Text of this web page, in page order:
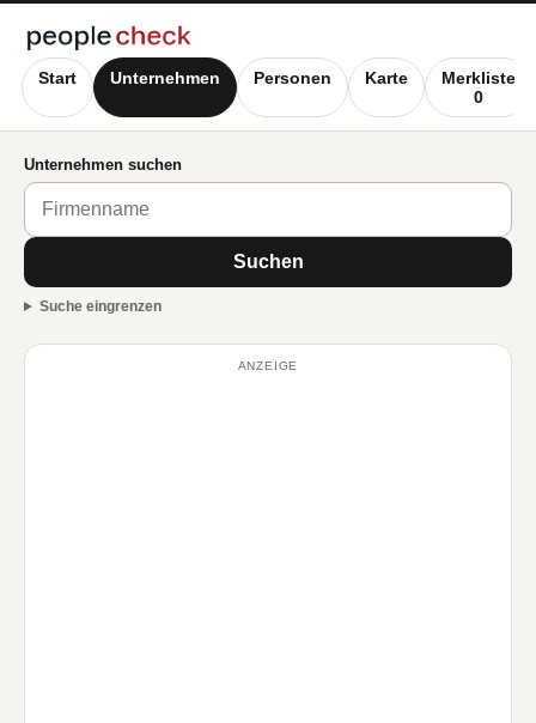
Start Unternehmen Personen Karte
Merkliste
0
Unternehmen suchen
Suchen
Suche eingrenzen
ANZEIGE